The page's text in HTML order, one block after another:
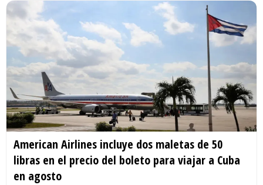
American Airlines incluye dos maletas de 50
libras en el precio del boleto para viajar a Cuba
en agosto